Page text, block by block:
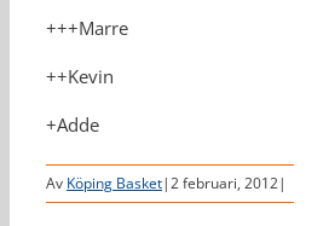
+++Marre
++Kevin
+Adde
Av Köping Basket|2 februari, 2012|